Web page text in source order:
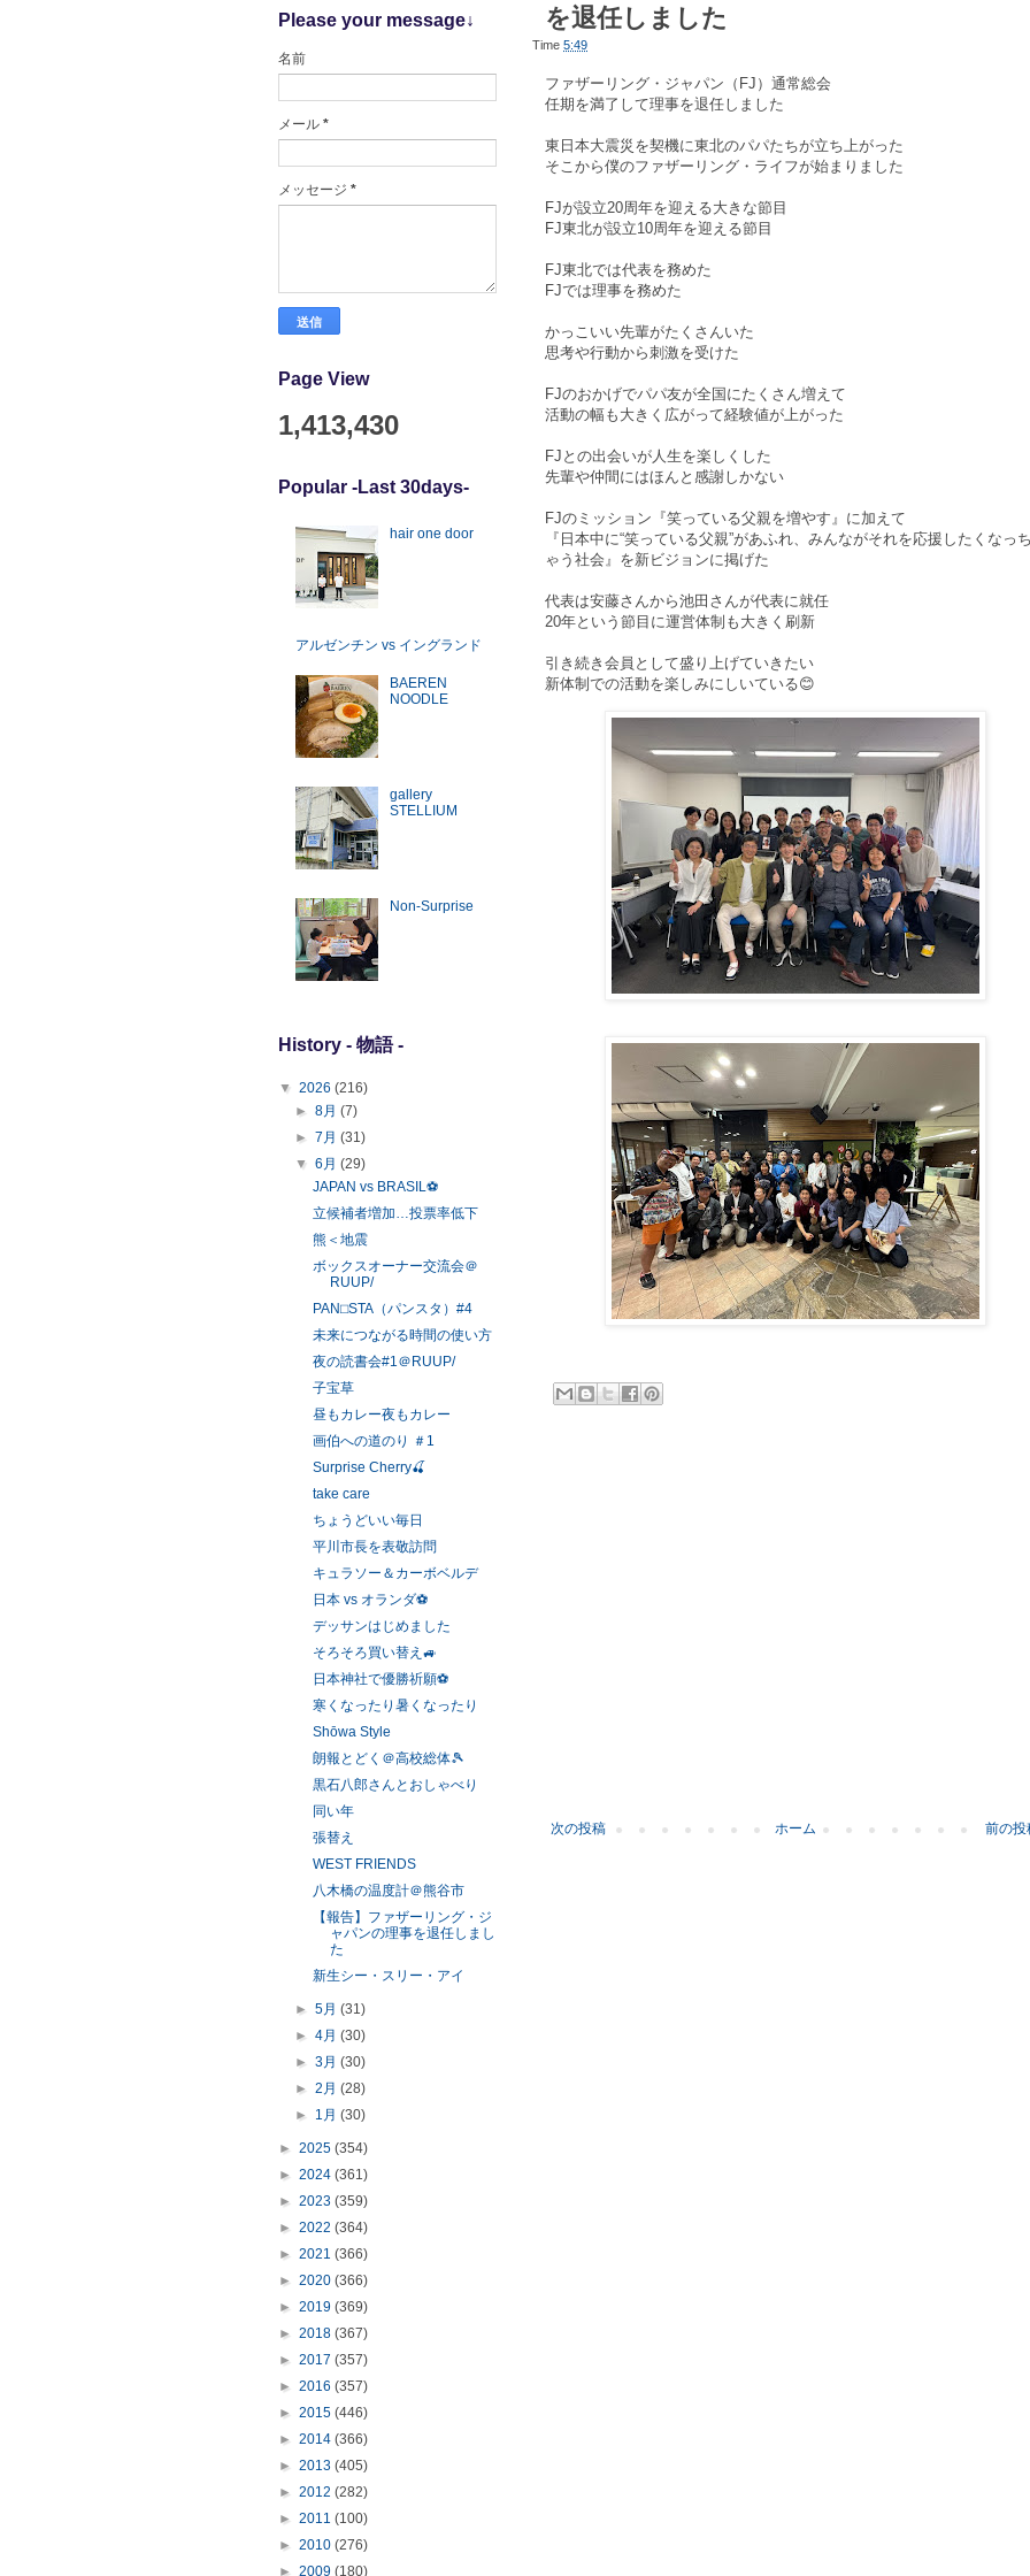
を退任しました
Time5:49
ファザーリング・ジャパン（FJ）通常総会
任期を満了して理事を退任しました
東日本大震災を契機に東北のパパたちが立ち上がった
そこから僕のファザーリング・ライフが始まりました
FJが設立20周年を迎える大きな節目
FJ東北が設立10周年を迎える節目
FJ東北では代表を務めた
FJでは理事を務めた
かっこいい先輩がたくさんいた
思考や行動から刺激を受けた
FJのおかげでパパ友が全国にたくさん増えて
活動の幅も大きく広がって経験値が上がった
FJとの出会いが人生を楽しくした
先輩や仲間にはほんと感謝しかない
FJのミッション『笑っている父親を増やす』に加えて
『日本中に“笑っている父親”があふれ、みんながそれを応援したくなっ
ゃう社会』を新ビジョンに掲げた
代表は安藤さんから池田さんが代表に就任
20年という節目に運営体制も大きく刷新
引き続き会員として盛り上げていきたい
新体制での活動を楽しみにしいている😊
次の投稿 前の投
ホーム
Please your message↓
名前
メール *
メッセージ *
Page View
1,413,430
Popular -Last 30days-
hair one door
アルゼンチン vs イングランド
BAEREN
NOODLE
gallery
STELLIUM
Non-Surprise
History - 物語 -
▼ 2026 (216)
►8月(7)
►7月(31)
▼6月(29)
JAPAN vs BRASIL⚽️
立候補者増加…投票率低下
熊＜地震
ボックスオーナー交流会＠
RUUP/
PAN⬜︎STA（パンスタ）#4
未来につながる時間の使い方
夜の読書会#1＠RUUP/
子宝草
昼もカレー夜もカレー
画伯への道のり ＃1
Surprise Cherry🍒
take care
ちょうどいい毎日
平川市長を表敬訪問
キュラソー＆カーボベルデ
日本 vs オランダ⚽️
デッサンはじめました
そろそろ買い替え🚙
日本神社で優勝祈願⚽️
寒くなったり暑くなったり
Shōwa Style
朗報とどく＠高校総体🎾
黒石八郎さんとおしゃべり
同い年
張替え
WEST FRIENDS
八木橋の温度計＠熊谷市
【報告】ファザーリング・ジ
ャパンの理事を退任しまし
た
新生シー・スリー・アイ
►5月(31)
►4月(30)
►3月(30)
►2月(28)
► 1月(30)
► 2025 (354)
► 2024 (361)
► 2023 (359)
► 2022 (364)
► 2021 (366)
► 2020 (366)
► 2019 (369)
► 2018 (367)
► 2017 (357)
► 2016 (357)
► 2015 (446)
► 2014 (366)
► 2013 (405)
► 2012 (282)
► 2011 (100)
► 2010 (276)
► 2009 (180)